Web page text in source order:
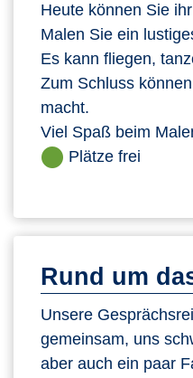
Heute können Sie
Malen Sie ein
Es kann fliegen,
Zum Schluss
macht.
Viel Spaß beim
Plätze frei
Rund um
Unsere
gemeinsam, uns
aber auch ein paar